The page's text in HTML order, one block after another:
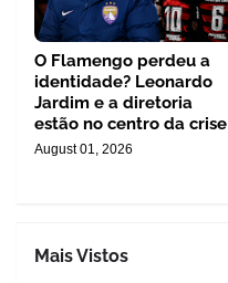
O Flamengo perdeu a
identidade? Leonardo
Jardim e a diretoria
estão no centro da crise
August 01, 2026
Mais Vistos